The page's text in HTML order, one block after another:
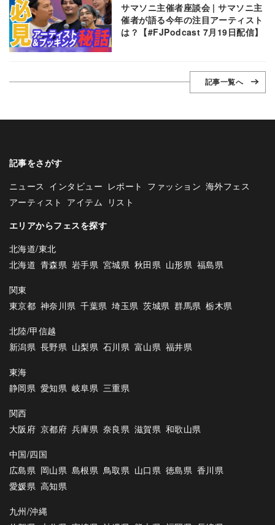
サマソニ主催者座談会 | サマソニ主
催者が語る今年の注目アーティスト
は？【#FJPodcast 7月19日配信】
記事一覧へ
記事をさがす
ニュース インタビュー レポート ファッション 海外フェス
アーティスト アイテム
リスト
エリアからフェスを探す
北海道/東北
北海道 青森県 岩手県 宮城県 秋田県 山形県 福島県
関東
東京都 神奈川県 千葉県 埼玉県 茨城県 群馬県 栃木県
北陸/甲信越
新潟県 長野県 山梨県 石川県 富山県 福井県
東海
静岡県 愛知県 岐阜県 三重県
関西
大阪府 京都府 兵庫県 奈良県 滋賀県 和歌山県
中国/四国
広島県 岡山県 島根県 鳥取県 山口県 徳島県 香川県
愛媛県 高知県
九州/沖縄